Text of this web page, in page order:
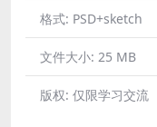
格式: PSD+sketch
文件大小: 25 MB
版权: 仅限学习交流